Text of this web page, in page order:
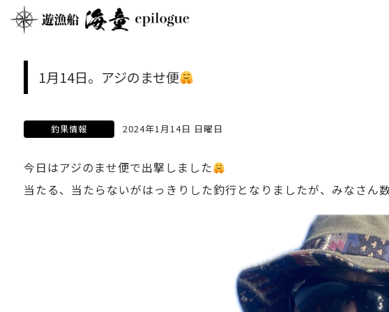
1月14日。アジのませ便
釣果情報 2024年1月14日 日曜日
今日はアジのませ便で出撃しました
当たる、当たらないがはっきりした釣行となりましたが、みなさん